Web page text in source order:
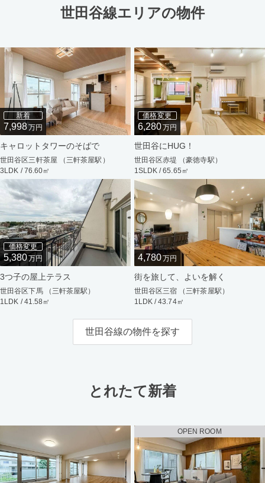
世田谷線エリアの物件
新着
7,998万円
キャロットタワーのそばで
世田谷区三軒茶屋 （三軒茶屋駅）
3LDK / 76.60㎡
価格変更
6,280万円
世田谷にHUG！
世田谷区赤堤 （豪徳寺駅）
1SLDK / 65.65㎡
価格変更
5,380万円
3つ子の屋上テラス
世田谷区下馬 （三軒茶屋駅）
1LDK / 41.58㎡
4,780万円
街を旅して、よいを解く
世田谷区三宿 （三軒茶屋駅）
1LDK / 43.74㎡
世田谷線の物件を探す
とれたて新着
OPEN ROOM